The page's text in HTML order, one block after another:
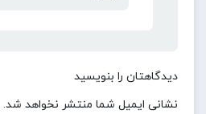
دیدگاهتان را بنویسید
نشانی ایمیل شما منتشر نخواهد شد.